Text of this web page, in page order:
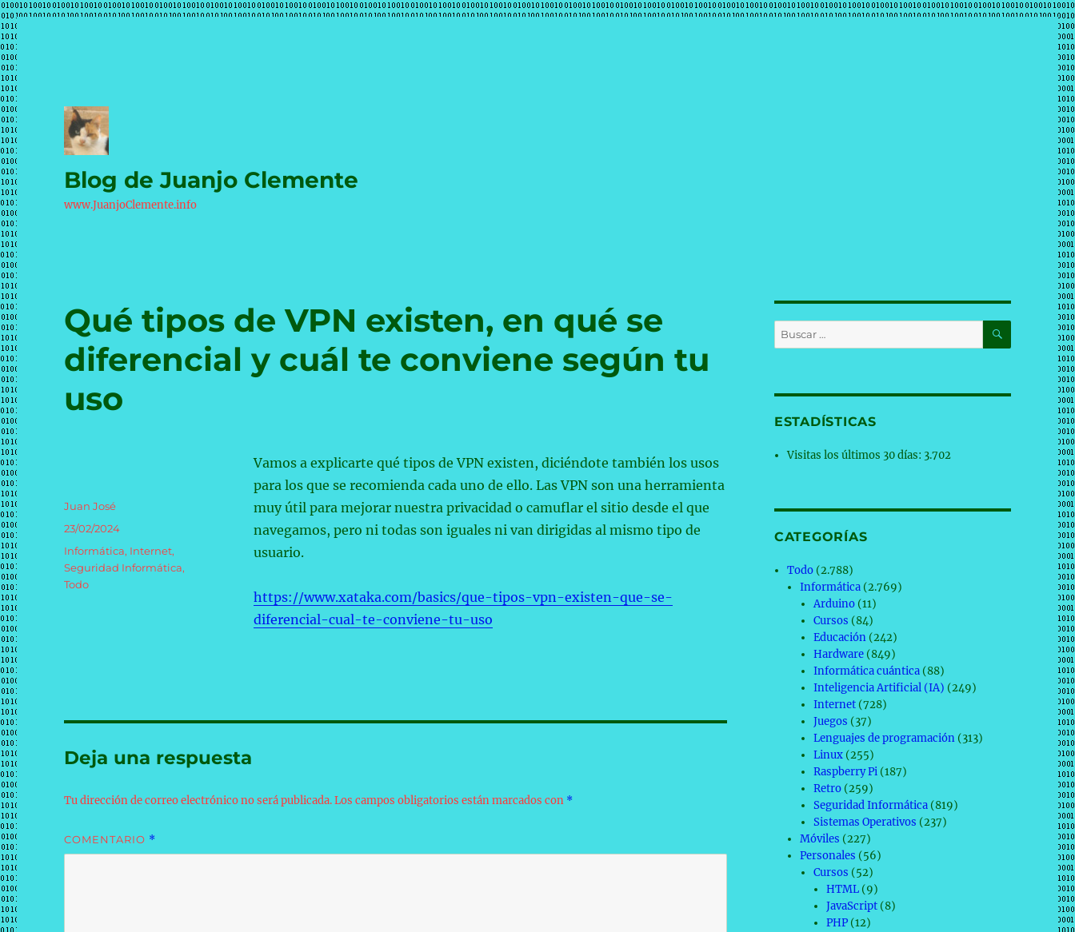
Blog de Juanjo Clemente
www.JuanjoClemente.info
Qué tipos de VPN existen, en qué se
diferencial y cuál te conviene según tu
uso
Vamos a explicarte qué tipos de VPN existen, diciéndote también los usos
para los que se recomienda cada uno de ello. Las VPN son una herramienta
muy útil para mejorar nuestra privacidad o camuflar el sitio desde el que
navegamos, pero ni todas son iguales ni van dirigidas al mismo tipo de
usuario.
https://www.xataka.com/basics/que-tipos-vpn-existen-que-se-
diferencial-cual-te-conviene-tu-uso
Autor
Juan José
Publicado
23/02/2024
Categorías
Informática, Internet,
Seguridad Informática,
Todo
Deja una respuesta
Tu dirección de correo electrónico no será publicada.Los campos obligatorios están marcados con *
COMENTARIO *
Buscar
por:
BUSCAR
ESTADÍSTICAS
Visitas los últimos 30 días: 3.702
CATEGORÍAS
Todo (2.788)
Informática (2.769)
Arduino(11)
Cursos (84)
Educación(242)
Hardware(849)
Informática cuántica(88)
Inteligencia Artificial (IA) (249)
Internet(728)
Juegos (37)
Lenguajes de programación(313)
Linux(255)
Raspberry Pi(187)
Retro(259)
Seguridad Informática(819)
Sistemas Operativos (237)
Móviles (227)
Personales (56)
Cursos (52)
HTML(9)
JavaScript(8)
PHP(12)